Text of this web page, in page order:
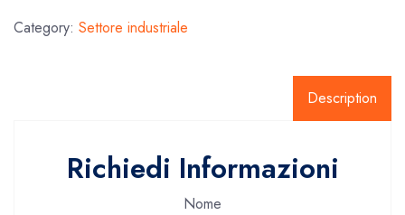
Category: Settore industriale
Description
Richiedi Informazioni
Nome